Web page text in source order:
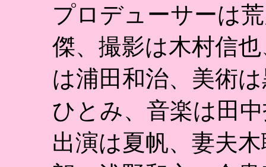
プロデューサーは
傑、撮影は木村信
は浦田和治、美術
ひとみ、音楽は田
出演は夏帆、妻夫